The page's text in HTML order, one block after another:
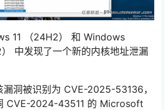
11 （24H2） 和 Windows
中发现了一个新的内核地址泄漏
洞被识别为 CVE-2025-53136，
CVE-2024-43511 的 Microsoft